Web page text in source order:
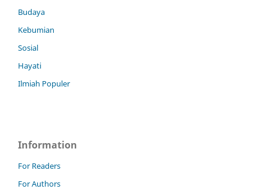
Budaya
Kebumian
Sosial
Hayati
Ilmiah Populer
Information
For Readers
For Authors